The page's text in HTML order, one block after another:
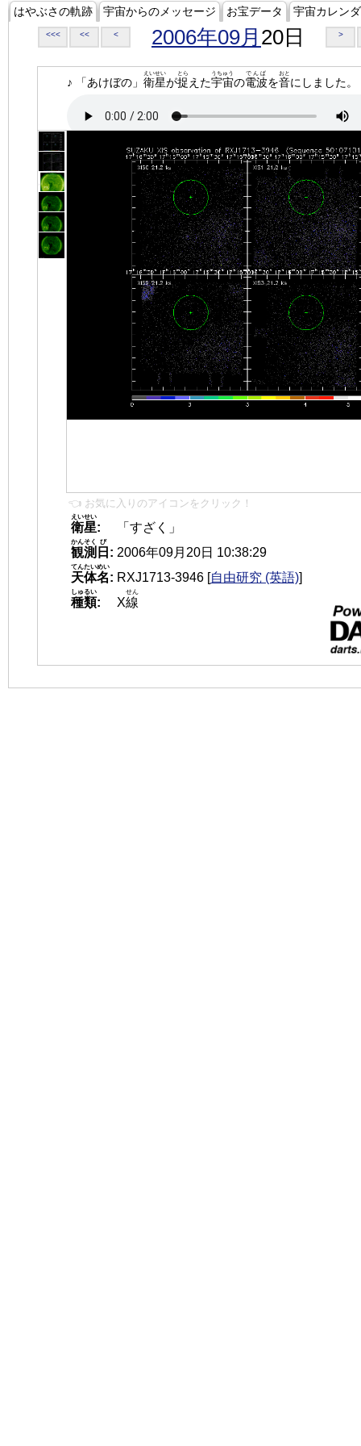
はやぶさの軌跡 宇宙からのメッセージ お宝データ 宇宙カレン
<<< << < 2006年09月 20日 >
♪ 「あけぼの」 衛星
えいせい
が捉
とら
えた宇宙
うちゅう
の電波
でんぱ
を音
おと
にしました。
👈 お気に入りのアイコンをクリック！
衛星
えいせい
:
「すざく」
観測
かんそく
日
び
: 2006年09月20日 10:38:29
天体名
てんたいめい
: RXJ1713-3946 [自由研究 (英語)]
種類
しゅるい
: X線
せん